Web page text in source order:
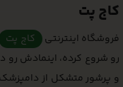
کاج پت
فروشگاه اینترنتی کاج پت
رو شروع کرده، اینمادش رو
و پرشور متشکل از